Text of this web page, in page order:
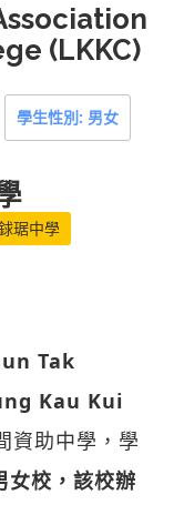
(LKKC)
學生性別: 男女
琚中學
Tak
Kau Kui
資助中學，學
女校，該校辦